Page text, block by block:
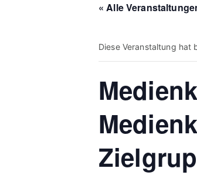
« Alle
Diese Veranstaltung hat